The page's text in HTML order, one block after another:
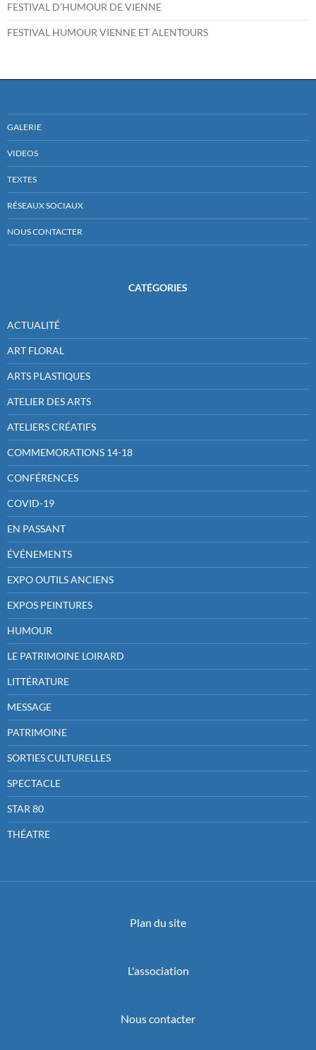
FESTIVAL D’HUMOUR DE VIENNE
FESTIVAL HUMOUR VIENNE ET ALENTOURS
GALERIE
VIDEOS
TEXTES
RÉSEAUX SOCIAUX
NOUS CONTACTER
CATÉGORIES
ACTUALITÉ
ART FLORAL
ARTS PLASTIQUES
ATELIER DES ARTS
ATELIERS CRÉATIFS
COMMEMORATIONS 14-18
CONFÉRENCES
COVID-19
EN PASSANT
ÉVÉNEMENTS
EXPO OUTILS ANCIENS
EXPOS PEINTURES
HUMOUR
LE PATRIMOINE LOIRARD
LITTÉRATURE
MESSAGE
PATRIMOINE
SORTIES CULTURELLES
SPECTACLE
STAR 80
THÉATRE
Plan du site
L'association
Nous contacter